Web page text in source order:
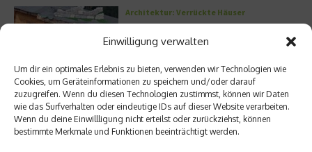
Einwilligung verwalten
Um dir ein optimales Erlebnis zu bieten, verwenden wir Technologien wie
Cookies, um Geräteinformationen zu speichern und/oder darauf
zuzugreifen. Wenn du diesen Technologien zustimmst, können wir Daten
wie das Surfverhalten oder eindeutige IDs auf dieser Website verarbeiten.
Wenn du deine Einwillligung nicht erteilst oder zurückziehst, können
bestimmte Merkmale und Funktionen beeinträchtigt werden.
Architektur: Verrückte Häuser
Kann man Hunde vegan ernähren?